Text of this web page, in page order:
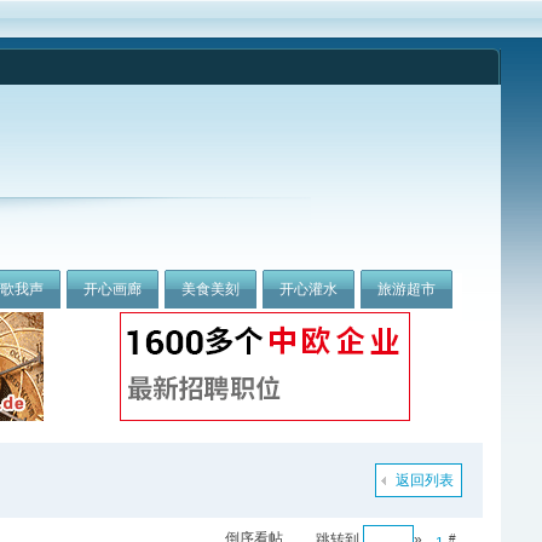
我声 开心画廊 美食美刻 开心灌水 旅游超市
返回列表
#
倒序看帖